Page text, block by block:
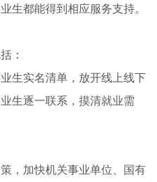
生都能得到相应服务支持。
：
生实名清单，放开线上线下
生逐一联系，摸清就业需
，加快机关事业单位、国有